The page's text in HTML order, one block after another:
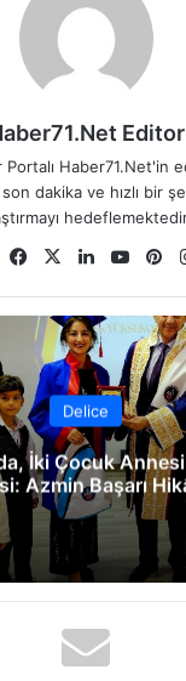
Editor
Portalı Haber71.Net'in
son dakika ve hızlı bir
We
sit
Fa
bo
ok
X
Lin
dIn
Yo
ub
e
Delice
İki Çocuk
Azmin Başarı